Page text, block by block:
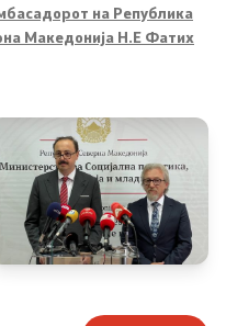
на Република
Македонија Н.Е Фатих